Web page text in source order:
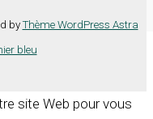
by Thème WordPress Astra
bleu
site Web pour vous